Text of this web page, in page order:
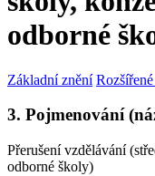
odborné
Základní znění
3. Pojmenování
Přerušení vzdělávání
odborné školy)